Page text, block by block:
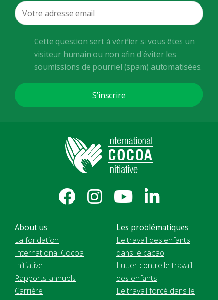
Cette question sert à vérifier si vous êtes un
visiteur humain ou non afin d'éviter les
soumissions de pourriel (spam) automatisées.
About us
La fondation
International Cocoa
Initiative
Rapports annuels
Carrière
Les problématiques
Le travail des enfants
dans le cacao
Lutter contre le travail
des enfants
Le travail forcé dans le